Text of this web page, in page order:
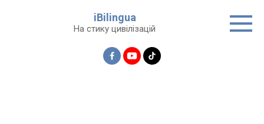
iBilingua
На стику цивілізацій